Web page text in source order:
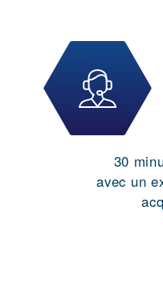
30
avec un